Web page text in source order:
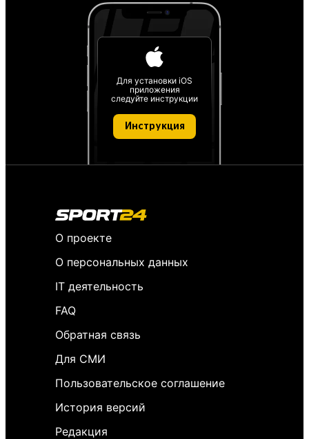
Для установки iOS
приложения
следуйте инструкции
Инструкция
О проекте
О персональных данных
IT деятельность
FAQ
Обратная связь
Для СМИ
Пользовательское соглашение
История версий
Редакция